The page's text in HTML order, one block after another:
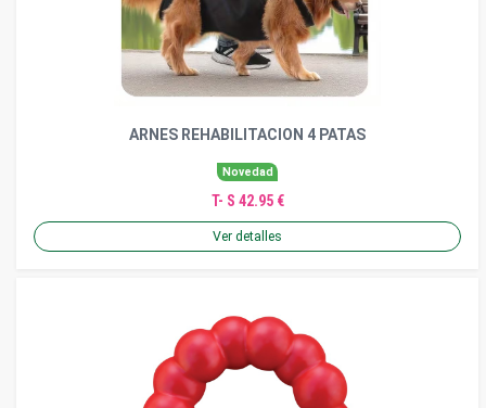
ARNES REHABILITACION 4 PATAS
Novedad
T- S 42.95 €
Ver detalles